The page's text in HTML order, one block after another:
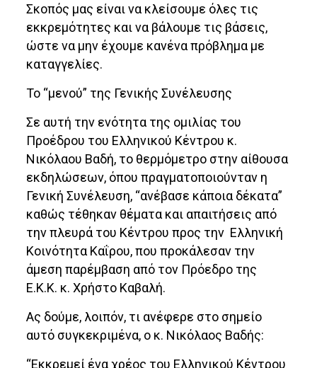
Σκοπός μας είναι να κλείσουμε όλες τις
εκκρεμότητες και να βάλουμε τις βάσεις,
ώστε να μην έχουμε κανένα πρόβλημα με
καταγγελίες.
Το “μενού” της Γενικής Συνέλευσης
Σε αυτή την ενότητα της ομιλίας του
Προέδρου του Ελληνικού Κέντρου κ.
Νικόλαου Βαδή, το θερμόμετρο στην αίθουσα
εκδηλώσεων, όπου πραγματοποιούνταν η
Γενική Συνέλευση, “ανέβασε κάποια δέκατα”
καθώς τέθηκαν θέματα και απαιτήσεις από
την πλευρά του Κέντρου προς την Ελληνική
Κοινότητα Καΐρου, που προκάλεσαν την
άμεση παρέμβαση από τον Πρόεδρο της
Ε.Κ.Κ. κ. Χρήστο Καβαλή.
Ας δούμε, λοιπόν, τι ανέφερε στο σημείο
αυτό συγκεκριμένα, ο κ. Νικόλαος Βαδής:
“Εκκρεμεί ένα χρέος του Ελληνικού Κέντρου